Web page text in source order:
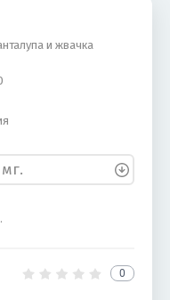
и жвачка
0